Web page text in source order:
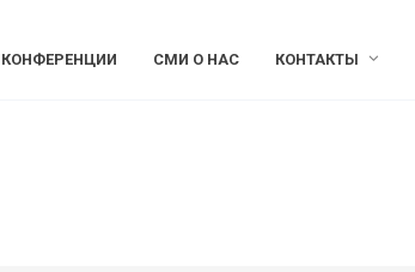
КОНФЕРЕНЦИИ СМИ О НАС КОНТАКТЫ